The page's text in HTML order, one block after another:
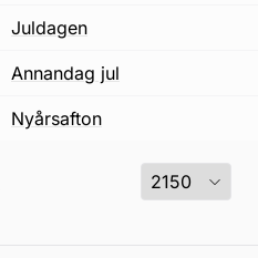
juldagen
annandag jul
nyårsafton